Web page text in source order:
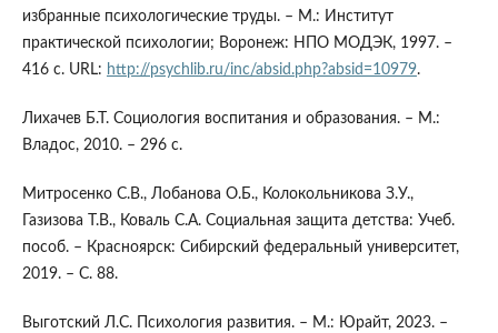
избранные психологические труды. – М.: Институт
практической психологии; Воронеж: НПО МОДЭК, 1997. –
416 с. URL: http://psychlib.ru/inc/absid.php?absid=10979.
Лихачев Б.Т. Социология воспитания и образования. – М.:
Владос, 2010. – 296 с.
Митросенко С.В., Лобанова О.Б., Колокольникова З.У.,
Газизова Т.В., Коваль С.А. Социальная защита детства: Учеб.
пособ. – Красноярск: Сибирский федеральный университет,
2019. – С. 88.
Выготский Л.С. Психология развития. – М.: Юрайт, 2023. –